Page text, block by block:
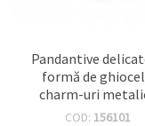
Pandantive
formă de
charm-uri
culoare argintie,
COD: 156101